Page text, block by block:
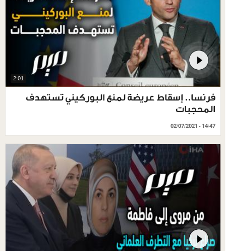
2:01
فرنسا.. إسقاط عريضة لمنع البوركيني تستهدف
المحجبات
02/07/2021 - 14:47